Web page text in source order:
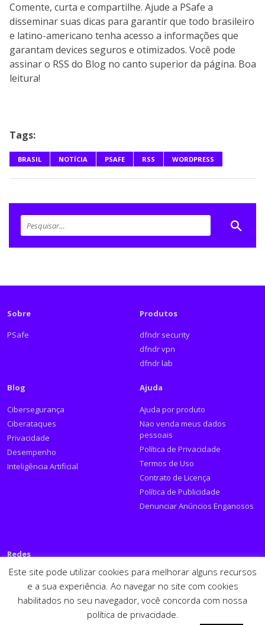
Comente, curta e compartilhe. Ajude a PSafe a
disseminar suas dicas para garantir que todo brasileiro
e latino-americano tenha acesso a informações que
garantam devices seguros e otimizados. Você pode
assinar o RSS do Blog no canto superior da página. Boa
leitura!
Tags:
BRASIL NOTÍCIA PSAFE RSS WORDPRESS
Sobre
PSafe
Produtos
dfndr security
dfndr vpn
dfndr lab
Blog
Cibersegurança
Ciberataques
Privacidade
Desempenho
Inteligência Artificial
Ajuda
Ajuda por produto
Nao venda meus dados
pessoais
Política de Privacidade
Termos de Uso
Contrato de Licença
Política de Publicidade
Denunciar Anúncios Enganosos
Redes
Siga a PSafe:
Facebook
TwitterRSS YoutubeLinkedIn
Este site pode utilizar cookies para melhorar alguns recursos
e a sua experiência. Ao navegar no site com cookies
habilitados no seu navegador, você concorda com nossa
política de privacidade.